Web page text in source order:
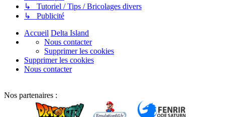
↳ Tutoriel / Tips / Bricolages divers
↳ Publicité
Accueil Delta Island
Nous contacter
Supprimer les cookies
Supprimer les cookies
Nous contacter
Nos partenaires :